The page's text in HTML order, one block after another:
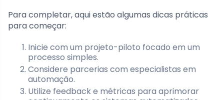
Para completar, aqui estão algumas dicas práticas
para começar:
Inicie com um projeto-piloto focado em um
processo simples.
Considere parcerias com especialistas em
automação.
Utilize feedback e métricas para aprimorar